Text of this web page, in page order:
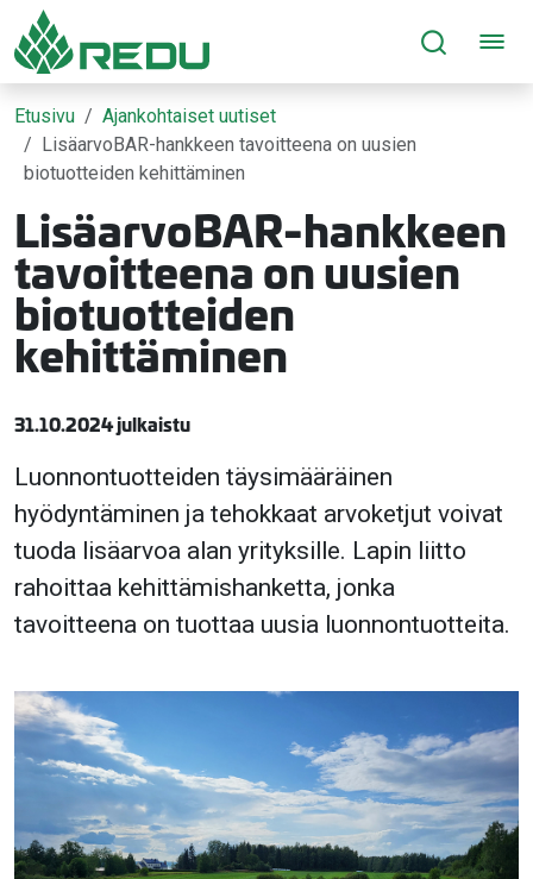
Siirry sivusisältöön
Etusivu
Ajankohtaiset uutiset
LisäarvoBAR-hankkeen tavoitteena on uusien
biotuotteiden kehittäminen
LisäarvoBAR-hankkeen
tavoitteena on uusien
biotuotteiden
kehittäminen
31.10.2024 julkaistu
Luonnontuotteiden täysimääräinen
hyödyntäminen ja tehokkaat arvoketjut voivat
tuoda lisäarvoa alan yrityksille. Lapin liitto
rahoittaa kehittämishanketta, jonka
tavoitteena on tuottaa uusia luonnontuotteita.